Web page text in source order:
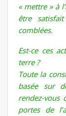
« mettre » à
être
comblées.
Est-ce ces
terre ?
Toute la
basée sur
rendez-vous
portes de